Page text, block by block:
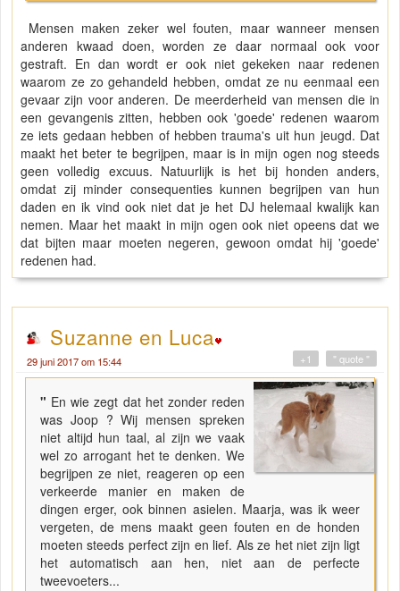
Mensen maken zeker wel fouten, maar wanneer mensen
anderen kwaad doen, worden ze daar normaal ook voor
gestraft. En dan wordt er ook niet gekeken naar redenen
waarom ze zo gehandeld hebben, omdat ze nu eenmaal een
gevaar zijn voor anderen. De meerderheid van mensen die in
een gevangenis zitten, hebben ook 'goede' redenen waarom
ze iets gedaan hebben of hebben trauma's uit hun jeugd. Dat
maakt het beter te begrijpen, maar is in mijn ogen nog steeds
geen volledig excuus. Natuurlijk is het bij honden anders,
omdat zij minder consequenties kunnen begrijpen van hun
daden en ik vind ook niet dat je het DJ helemaal kwalijk kan
nemen. Maar het maakt in mijn ogen ook niet opeens dat we
dat bijten maar moeten negeren, gewoon omdat hij 'goede'
redenen had.
Suzanne en Luca
29 juni 2017 om 15:44 " quote "
+1
" En wie zegt dat het zonder reden
was Joop ? Wij mensen spreken
niet altijd hun taal, al zijn we vaak
wel zo arrogant het te denken. We
begrijpen ze niet, reageren op een
verkeerde manier en maken de
dingen erger, ook binnen asielen. Maarja, was ik weer
vergeten, de mens maakt geen fouten en de honden
moeten steeds perfect zijn en lief. Als ze het niet zijn ligt
het automatisch aan hen, niet aan de perfecte
tweevoeters...